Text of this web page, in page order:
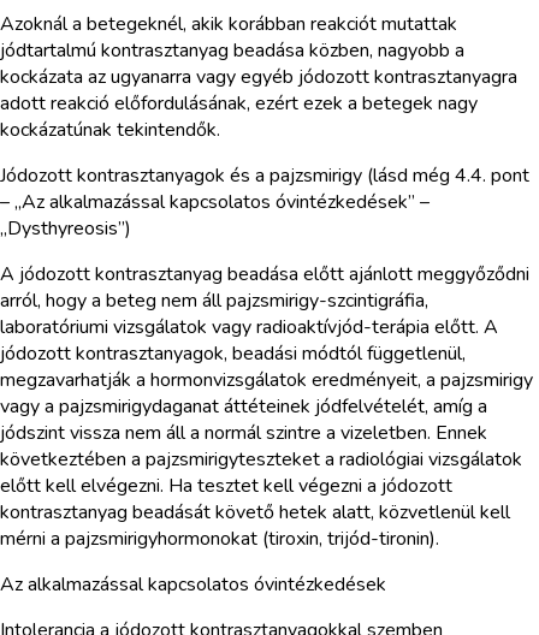
Azoknál a betegeknél, akik korábban reakciót mutattak
jódtartalmú kontrasztanyag beadása közben, nagyobb a
kockázata az ugyanarra vagy egyéb jódozott kontrasztanyagra
adott reakció előfordulásának, ezért ezek a betegek nagy
kockázatúnak tekintendők.
Jódozott kontrasztanyagok és a pajzsmirigy (lásd még 4.4. pont
– „Az alkalmazással kapcsolatos óvintézkedések” –
„Dysthyreosis”)
A jódozott kontrasztanyag beadása előtt ajánlott meggyőződni
arról, hogy a beteg nem áll pajzsmirigy-szcintigráfia,
laboratóriumi vizsgálatok vagy radioaktívjód-terápia előtt. A
jódozott kontrasztanyagok, beadási módtól függetlenül,
megzavarhatják a hormonvizsgálatok eredményeit, a pajzsmirigy
vagy a pajzsmirigydaganat áttéteinek jódfelvételét, amíg a
jódszint vissza nem áll a normál szintre a vizeletben. Ennek
következtében a pajzsmirigyteszteket a radiológiai vizsgálatok
előtt kell elvégezni. Ha tesztet kell végezni a jódozott
kontrasztanyag beadását követő hetek alatt, közvetlenül kell
mérni a pajzsmirigyhormonokat (tiroxin, trijód-tironin).
Az alkalmazással kapcsolatos óvintézkedések
Intolerancia a jódozott kontrasztanyagokkal szemben